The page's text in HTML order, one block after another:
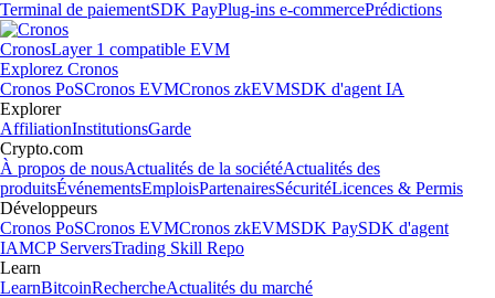
Terminal de paiementSDK PayPlug-ins e-commercePrédictions
CronosLayer 1 compatible EVM
Explorez Cronos
Cronos PoSCronos EVMCronos zkEVMSDK d'agent IA
Explorer
AffiliationInstitutionsGarde
Crypto.com
À propos de nousActualités de la sociétéActualités des
produitsÉvénementsEmploisPartenairesSécuritéLicences & Permis
Développeurs
Cronos PoSCronos EVMCronos zkEVMSDK PaySDK d'agent
IAMCP ServersTrading Skill Repo
Learn
LearnBitcoinRechercheActualités du marché